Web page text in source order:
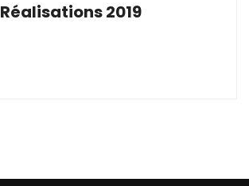
Réalisations 2019